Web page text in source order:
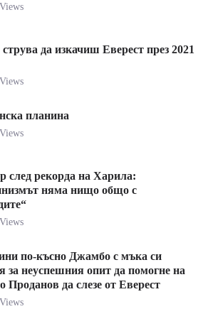
да изкачиш Еверест през 2021
планина
след рекорда на Харила:
няма нищо общо с
по-късно Джамбо с мъка си
за неуспешния опит да помогне на
Проданов да слезе от Еверест